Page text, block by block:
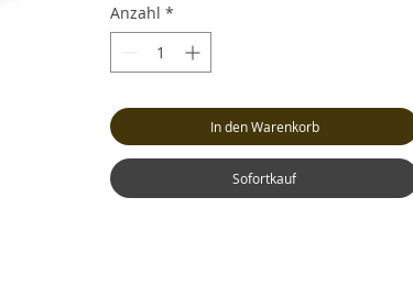
Kurzzeitiger Entladestrom: max. 60C
(348.0A)
Ladestrom: max. 4C (23.2A)
und Stecker)
Maße: ca. LxBxH 162x45x37mm
Stecksystem: XT90 (Buchse)
Kabel: Hochstrom Silikonkabel AWG10
Anzahl *
In den Warenkorb
Sofortkauf